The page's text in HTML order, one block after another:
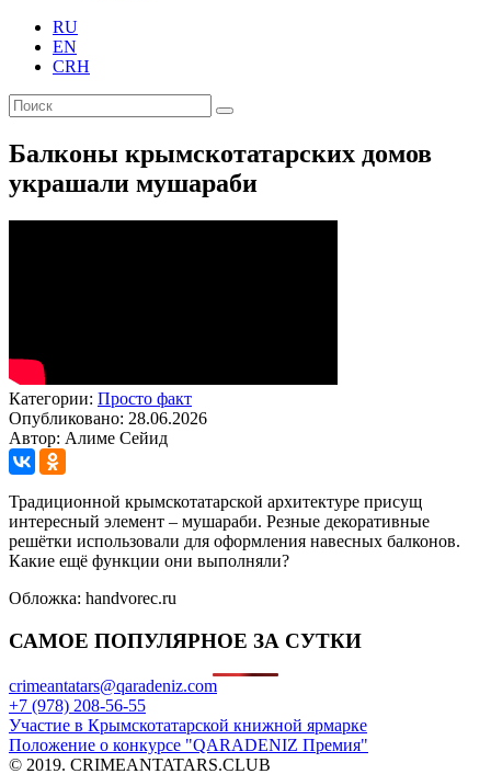
RU
EN
CRH
Балконы крымскотатарских домов
украшали мушараби
Категории: Просто факт
Опубликовано: 28.06.2026
Автор: Алиме Сейид
Традиционной крымскотатарской архитектуре присущ
интересный элемент – мушараби. Резные декоративные
решётки использовали для оформления навесных балконов.
Какие ещё функции они выполняли?
Обложка: handvorec.ru
САМОЕ ПОПУЛЯРНОЕ ЗА СУТКИ
crimeantatars@qaradeniz.com
+7 (978) 208-56-55
Участие в Крымскотатарской книжной ярмарке
Положение о конкурсе "QARADENIZ Премия"
© 2019. CRIMEANTATARS.CLUB